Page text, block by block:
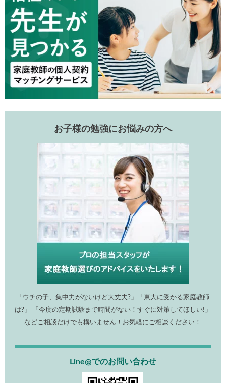
お子様の勉強にお悩みの方へ
「ウチの子、集中力がないけど大丈夫?」「東大に受かる家庭教師
は?」 「今度の定期試験まで時間がない！すぐに対策してほしい!」
などご相談だけでも構いません！お気軽にご相談ください！
Line@でのお問い合わせ